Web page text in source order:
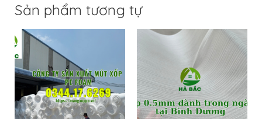
Sản phẩm tương tự